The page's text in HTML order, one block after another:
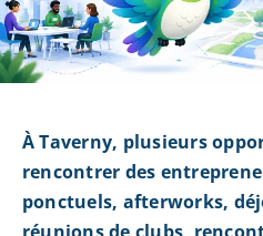
À Taverny, plusieurs
rencontrer des
ponctuels, afterworks,